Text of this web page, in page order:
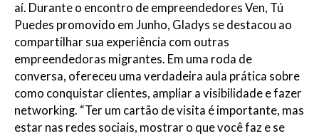
aí. Durante o encontro de empreendedores Ven, Tú
Puedes promovido em Junho, Gladys se destacou ao
compartilhar sua experiência com outras
empreendedoras migrantes. Em uma roda de
conversa, ofereceu uma verdadeira aula prática sobre
como conquistar clientes, ampliar a visibilidade e fazer
networking. “Ter um cartão de visita é importante, mas
estar nas redes sociais, mostrar o que você faz e se